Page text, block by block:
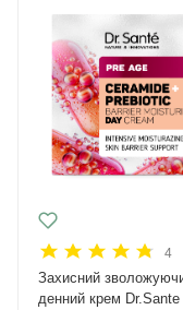
4
Захисний
денний крем Dr.Sante